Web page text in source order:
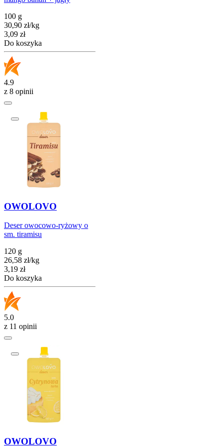
100 g
30,90 zł/kg
Cena
3,09 zł
Do koszyka
4.9
z 8 opinii
OWOLOVO
Deser owocowo-ryżowy o
sm. tiramisu
120 g
26,58 zł/kg
Cena
3,19 zł
Do koszyka
5.0
z 11 opinii
OWOLOVO